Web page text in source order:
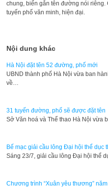
chung, biển gắn tên đường nói riêng.
tuyến phố văn minh, hiện đại.
Nội dung khác
Hà Nội đặt tên 52 đường, phố mới
UBND thành phố Hà Nội vừa ban
về…
31 tuyến đường, phố sẽ được đặt tên
Sở Văn hoá và Thể thao Hà Nội vừa
Bế mạc giải cầu lông Đại hội thể dục
Sáng 23/7, giải cầu lông Đại hội thể
Chương trình “Xuân yêu thương”